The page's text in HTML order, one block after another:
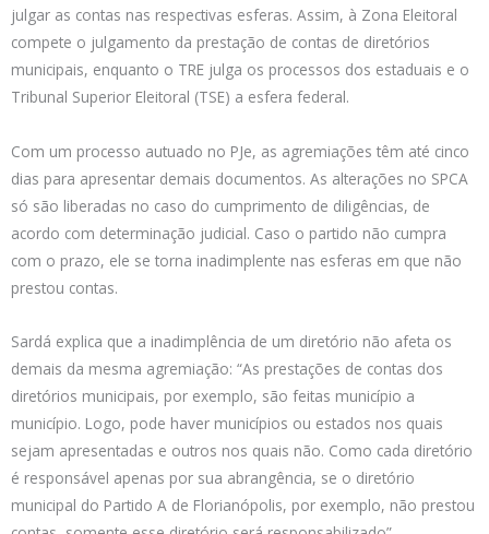
julgar as contas nas respectivas esferas. Assim, à Zona Eleitoral
compete o julgamento da prestação de contas de diretórios
municipais, enquanto o TRE julga os processos dos estaduais e o
Tribunal Superior Eleitoral (TSE) a esfera federal.
Com um processo autuado no PJe, as agremiações têm até cinco
dias para apresentar demais documentos. As alterações no SPCA
só são liberadas no caso do cumprimento de diligências, de
acordo com determinação judicial. Caso o partido não cumpra
com o prazo, ele se torna inadimplente nas esferas em que não
prestou contas.
Sardá explica que a inadimplência de um diretório não afeta os
demais da mesma agremiação: “As prestações de contas dos
diretórios municipais, por exemplo, são feitas município a
município. Logo, pode haver municípios ou estados nos quais
sejam apresentadas e outros nos quais não. Como cada diretório
é responsável apenas por sua abrangência, se o diretório
municipal do Partido A de Florianópolis, por exemplo, não prestou